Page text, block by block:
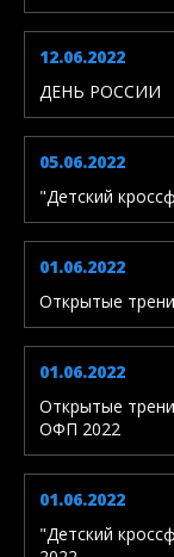
12.06.2022
ДЕНЬ РОССИИ
05.06.2022
"Детский
01.06.2022
Открытые
01.06.2022
Открытые
ОФП 2022
01.06.2022
"Детский